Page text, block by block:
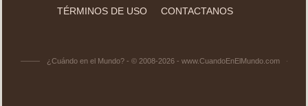
TÉRMINOS DE USO
CONTACTANOS
¿Cuándo en el Mundo? - © 2008-2026 - www.CuandoEnElMundo.com